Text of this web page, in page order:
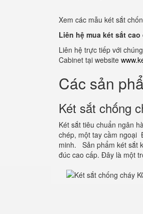
Xem các mẫu két sắt
Liên hệ mua két sắt cao
Liên hệ trực tiếp với
Cabinet tại website
Các sản
Két sắt chống
Két sắt tiêu chuẩn ngân
chép, một tay cầm ngoại
minh. Sản phẩm két sắt
đúc cao cấp. Đây là một